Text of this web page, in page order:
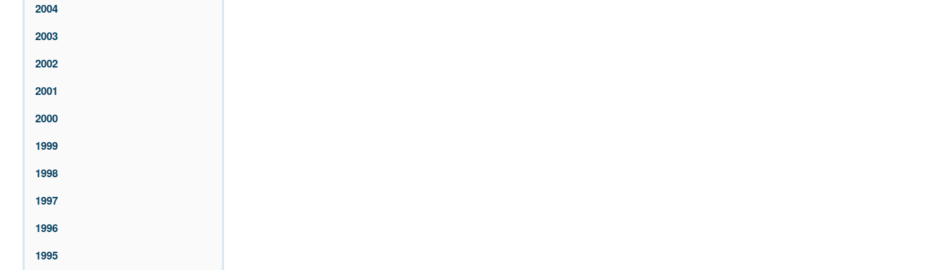
2004
2003
2002
2001
2000
1999
1998
1997
1996
1995